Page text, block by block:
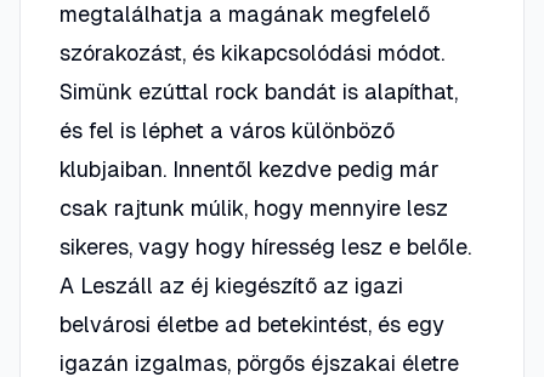
megtalálhatja a magának megfelelő
szórakozást, és kikapcsolódási módot.
Simünk ezúttal rock bandát is alapíthat,
és fel is léphet a város különböző
klubjaiban. Innentől kezdve pedig már
csak rajtunk múlik, hogy mennyire lesz
sikeres, vagy hogy híresség lesz e belőle.
A Leszáll az éj kiegészítő az igazi
belvárosi életbe ad betekintést, és egy
igazán izgalmas, pörgős éjszakai életre